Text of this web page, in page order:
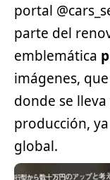
portal
parte del
emblemática
imágenes,
donde se
producción,
global.